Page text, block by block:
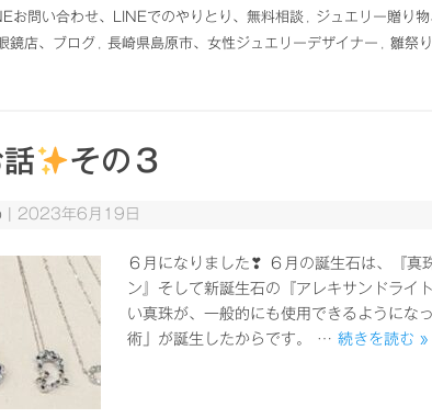
お問い合わせ、LINEでのやりとり、無料相談 ジュエリー贈り
鏡店、ブログ
長崎県島原市、女性ジュエリーデザイナー
雛祭
その３
2023年6月19日
６月になりました❣ ６月の誕生石は、『真
ン』そして新誕生石の『アレキサンドラ
い真珠が、一般的にも使用できるようにな
術」が誕生したからです。 … 続きを読む »